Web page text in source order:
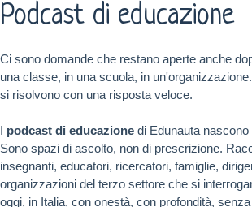
Podcast di educazione
Ci sono domande che restano aperte anche
una classe, in una scuola, in
si risolvono con una risposta veloce.
I podcast di educazione di Edunauta nascono
Sono spazi di ascolto, non di prescrizione.
insegnanti, educatori, ricercatori, famiglie,
organizzazioni del terzo settore che si
oggi, in Italia, con onestà, con profondità,